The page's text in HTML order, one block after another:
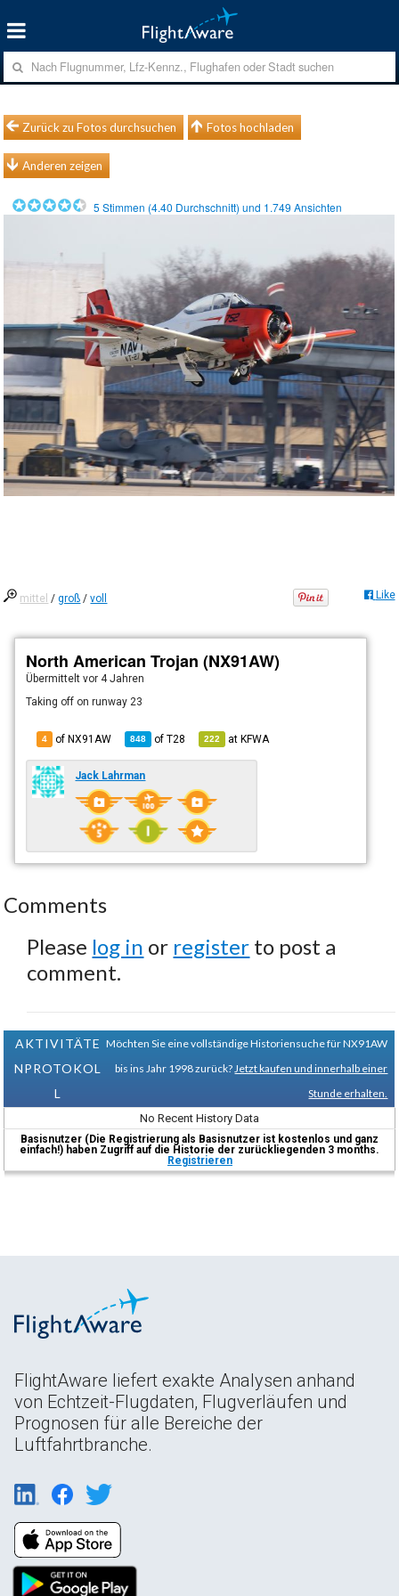
Zurück zu Fotos durchsuchen Fotos hochladen
Anderen zeigen
5 Stimmen (4.40 Durchschnitt) und 1.749 Ansichten
mittel /groß /voll Like
North American Trojan (NX91AW)
Übermitteltvor 4 Jahren
Taking off on runway 23
4 of NX91AW 848 ofT28 222 atKFWA
Jack Lahrman
Comments
Please log in or register to post a
comment.
AKTIVITÄTE
NPROTOKOL
L
Möchten Sie eine vollständige Historiensuche für NX91AW
bis ins Jahr 1998 zurück? Jetzt kaufen und innerhalb einer
Stunde erhalten.
No Recent History Data
Basisnutzer (Die Registrierung als Basisnutzer ist kostenlos und ganz
einfach!) haben Zugriff auf die Historie der zurückliegenden 3 months.
Registrieren
FlightAware liefert exakte Analysen anhand
von Echtzeit-Flugdaten, Flugverläufen und
Prognosen für alle Bereiche der
Luftfahrtbranche.